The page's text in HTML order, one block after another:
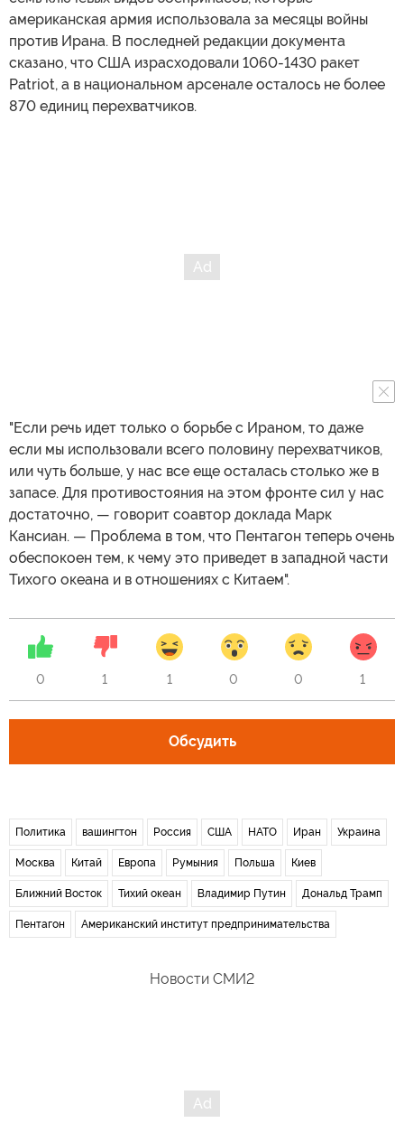
американская армия использовала за месяцы войны
против Ирана. В последней редакции документа
сказано, что США израсходовали 1060-1430 ракет
Patriot, а в национальном арсенале осталось не более
870 единиц перехватчиков.
"Если речь идет только о борьбе с Ираном, то даже
если мы использовали всего половину перехватчиков,
или чуть больше, у нас все еще осталась столько же в
запасе. Для противостояния на этом фронте сил у нас
достаточно, — говорит соавтор доклада Марк
Кансиан. — Проблема в том, что Пентагон теперь очень
обеспокоен тем, к чему это приведет в западной части
Тихого океана и в отношениях с Китаем".
0 1 1 0 0 1
Обсудить
Политика вашингтон Россия США НАТО Иран Украина
Москва Китай Европа Румыния Польша Киев
Ближний Восток Тихий океан Владимир Путин Дональд Трамп
Пентагон Американский институт предпринимательства
Новости СМИ2